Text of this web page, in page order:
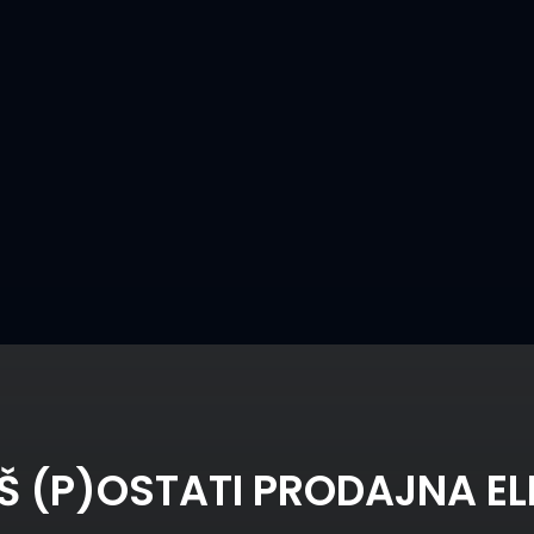
(P)OSTATI PRODAJNA